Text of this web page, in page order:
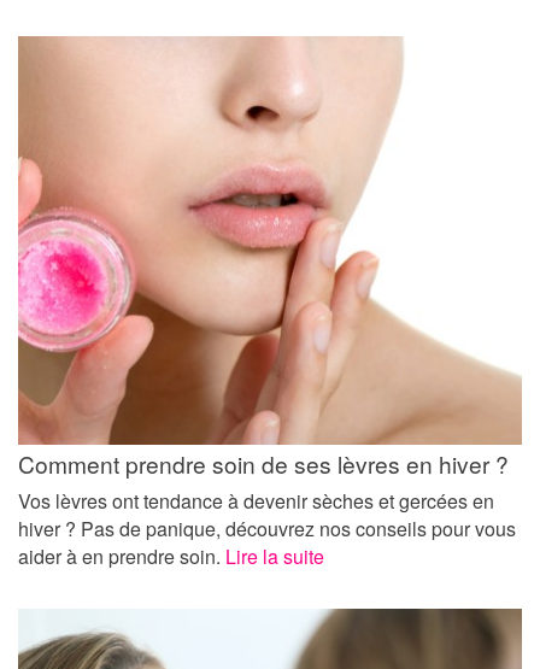
Comment prendre soin de ses lèvres en hiver ?
Vos lèvres ont tendance à devenir sèches et gercées en
hiver ? Pas de panique, découvrez nos conseils pour vous
aider à en prendre soin. Lire la suite